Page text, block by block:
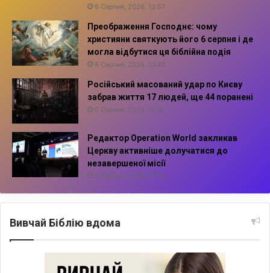
6 Серпня, 2026, 13:57
Преображення Господнє: чому
християни святкують його 6 серпня і де
могла відбутися ця біблійна подія
6 Серпня, 2026, 13:42
Російський масований удар по Києву
забрав життя 17 людей, ще 44 поранені
5 Серпня, 2026, 11:16
Редактор Operation World закликав
Церкву активніше долучатися до
незавершеної місії
5 Серпня, 2026, 10:14
Вивчай Біблію вдома